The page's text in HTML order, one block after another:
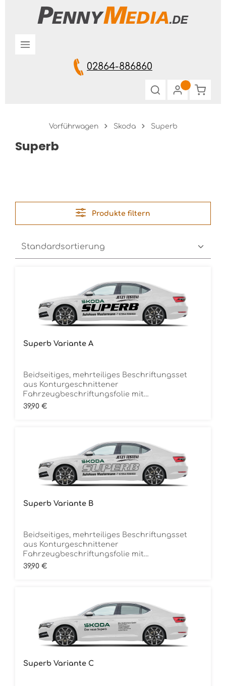
Zum Hauptinhalt springen
02864-886860
Vorführwagen Skoda Superb
Superb
Produkte filtern
Superb Variante A
Beidseitiges, mehrteiliges Beschriftungsset
aus Konturgeschnittener
Fahrzeugbeschriftungsfolie mit
ÜbertragungstapeDie Folie ist Rückstandsfrei
Regulärer Preis:
39,90 €
Superb Variante B
Beidseitiges, mehrteiliges Beschriftungsset
aus Konturgeschnittener
Fahrzeugbeschriftungsfolie mit
ÜbertragungstapeDie Folie ist Rückstandsfrei
Regulärer Preis:
39,90 €
Superb Variante C